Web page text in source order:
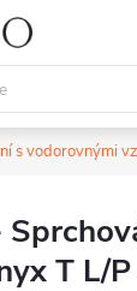
s vodorovnými
T L/